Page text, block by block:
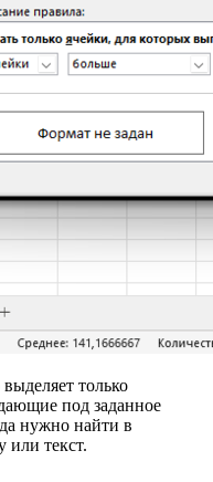
10…»,
ячеек для